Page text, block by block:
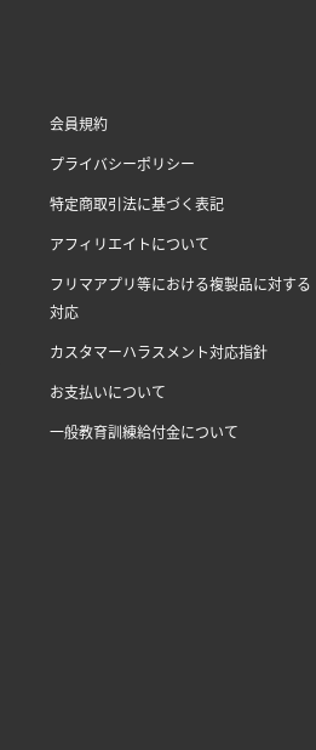
会員規約
プライバシーポリシー
特定商取引法に基づく表記
アフィリエイトについて
フリマアプリ等における複製品に対する
対応
カスタマーハラスメント対応指針
お支払いについて
一般教育訓練給付金について